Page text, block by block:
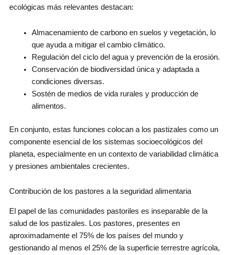
ecológicas más relevantes destacan:
Almacenamiento de carbono en suelos y vegetación, lo
que ayuda a mitigar el cambio climático.
Regulación del ciclo del agua y prevención de la erosión.
Conservación de biodiversidad única y adaptada a
condiciones diversas.
Sostén de medios de vida rurales y producción de
alimentos.
En conjunto, estas funciones colocan a los pastizales como un
componente esencial de los sistemas socioecológicos del
planeta, especialmente en un contexto de variabilidad climática
y presiones ambientales crecientes.
Contribución de los pastores a la seguridad alimentaria
El papel de las comunidades pastoriles es inseparable de la
salud de los pastizales. Los pastores, presentes en
aproximadamente el 75% de los países del mundo y
gestionando al menos el 25% de la superficie terrestre agrícola,